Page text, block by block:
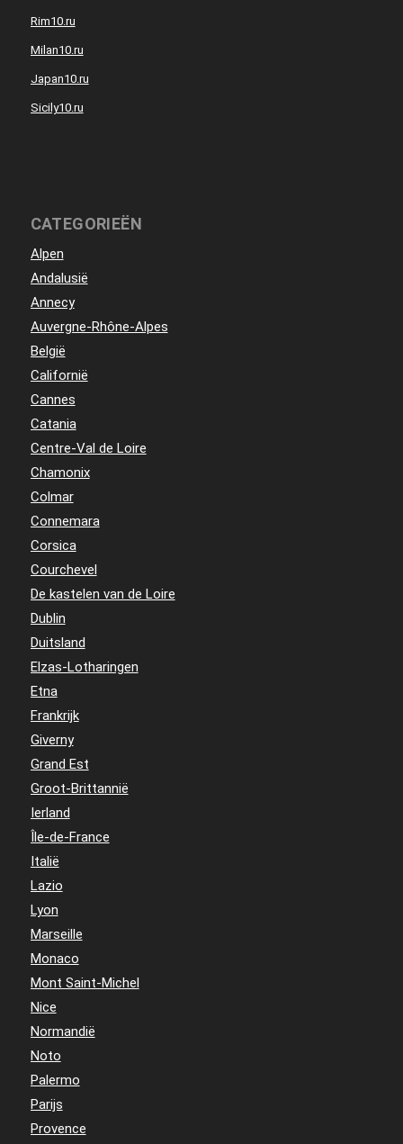
Rim10.ru
Milan10.ru
Japan10.ru
Sicily10.ru
CATEGORIEËN
Alpen
Andalusië
Annecy
Auvergne-Rhône-Alpes
België
Californië
Cannes
Catania
Centre-Val de Loire
Chamonix
Colmar
Connemara
Corsica
Courchevel
De kastelen van de Loire
Dublin
Duitsland
Elzas-Lotharingen
Etna
Frankrijk
Giverny
Grand Est
Groot-Brittannië
Ierland
Île-de-France
Italië
Lazio
Lyon
Marseille
Monaco
Mont Saint-Michel
Nice
Normandië
Noto
Palermo
Parijs
Provence